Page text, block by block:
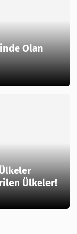
Olan
Ülkeler!